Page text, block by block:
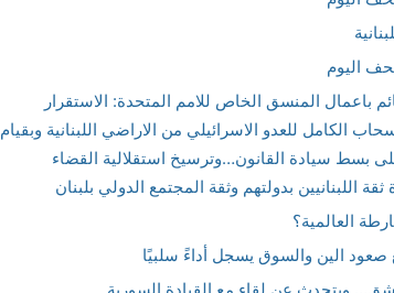
اليوم
باعمال المنسق الخاص للامم المتحدة: الاستقرار
الكامل للعدو الاسرائيلي من الاراضي اللبنانية وبقيام
بسط سيادة القانون…وترسيخ استقلالية القضاء
اللبنانيين بدولتهم وثقة المجتمع الدولي بلبنان
العالمية؟
الين والسوق يسجل أداءً سلبيًا